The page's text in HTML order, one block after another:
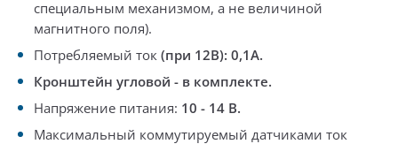
специальным механизмом, а не величиной
магнитного поля).
Потребляемый ток (при 12В): 0,1А.
Кронштейн угловой - в комплекте.
Напряжение питания: 10 - 14 В.
Максимальный коммутируемый датчиками ток